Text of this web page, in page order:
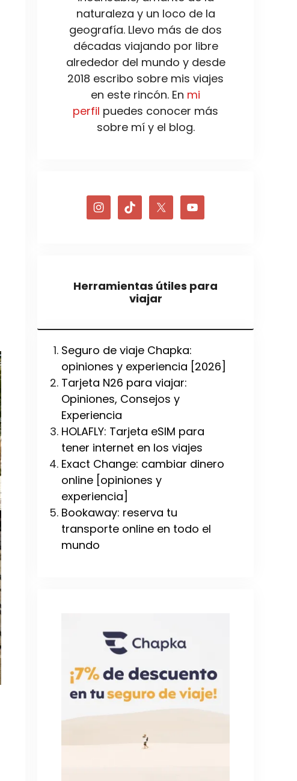
naturaleza y un loco de la
geografía. Llevo más de dos
décadas viajando por libre
alrededor del mundo y desde
2018 escribo sobre mis viajes
en este rincón. En mi
perfil puedes conocer más
sobre mí y el blog.
Herramientas útiles para
viajar
Seguro de viaje Chapka:
opiniones y experiencia [2026]
Tarjeta N26 para viajar:
Opiniones, Consejos y
Experiencia
HOLAFLY: Tarjeta eSIM para
tener internet en los viajes
Exact Change: cambiar dinero
online [opiniones y
experiencia]
Bookaway: reserva tu
transporte online en todo el
mundo